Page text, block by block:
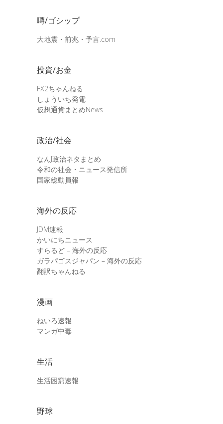
噂/ゴシップ
大地震・前兆・予言.com
投資/お金
FX2ちゃんねる
しょういち発電
仮想通貨まとめNews
政治/社会
なんJ政治ネタまとめ
令和の社会・ニュース発信所
国家総動員報
海外の反応
JDM速報
かいにちニュース
すらるど – 海外の反応
ガラパゴスジャパン – 海外の反応
翻訳ちゃんねる
漫画
ねいろ速報
マンガ中毒
生活
生活困窮速報
野球